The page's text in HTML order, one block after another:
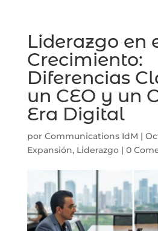
Liderazgo en
Crecimiento:
Diferencias
un CEO y un
Era Digital
por Communications IdM |
Expansión, Liderazgo| 0